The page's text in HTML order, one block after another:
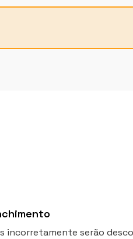
incorretamente serão